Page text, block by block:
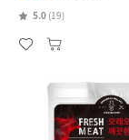
5.0 (19)